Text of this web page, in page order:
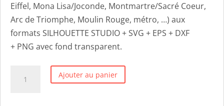
Eiffel, Mona Lisa/Joconde, Montmartre/Sacré Coeur,
Arc de Triomphe, Moulin Rouge, métro, …) aux
formats SILHOUETTE STUDIO + SVG + EPS + DXF
+ PNG avec fond transparent.
Ajouter au panier